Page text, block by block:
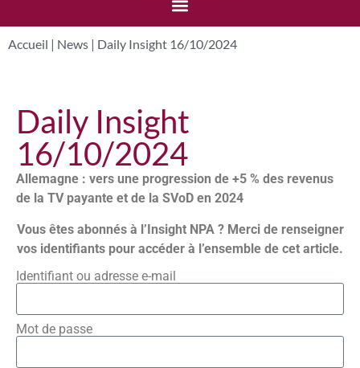
Accueil | News | Daily Insight 16/10/2024
Daily Insight
16/10/2024
Allemagne : vers une progression de +5 % des revenus
de la TV payante et de la SVoD en 2024
Vous êtes abonnés à l’Insight NPA ? Merci de renseigner
vos identifiants pour accéder à l’ensemble de cet article.
Identifiant ou adresse e-mail
Mot de passe